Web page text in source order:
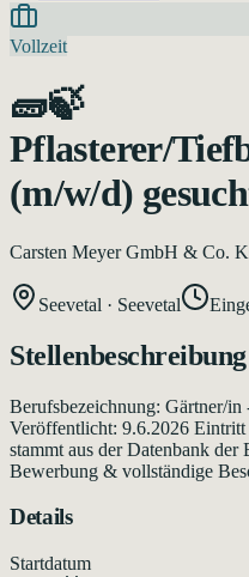
Vollzeit
🧱🍃
Pflasterer/
(m/w/d)
Carsten Meyer GmbH & Co.
Seevetal · Seevetal
Stellenbeschreibung
Berufsbezeichnung: Gärtner/in
Veröffentlicht: 9.6.2026 Eintritt
stammt aus der Datenbank der
Bewerbung & vollständige
Details
Startdatum